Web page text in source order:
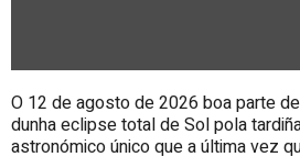
O 12 de agosto de 2026 boa parte
dunha eclipse total de Sol pola
astronómico único que a última vez